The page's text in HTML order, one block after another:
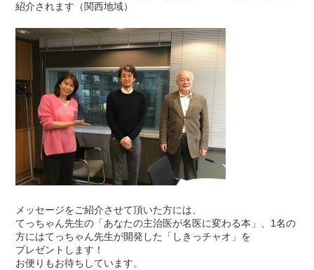
紹介されます（関西地域）
メッセージをご紹介させて頂いた方には、
てっちゃん先生の「あなたの主治医が名医に変わる本」、1名の
方にはてっちゃん先生が開発した「しきっチャオ」を
プレゼントします！
お便りもお待ちしています。